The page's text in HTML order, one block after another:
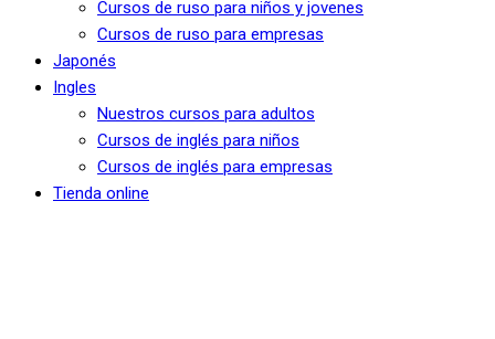
Cursos de ruso para niños y jovenes
Cursos de ruso para empresas
Japonés
Ingles
Nuestros cursos para adultos
Cursos de inglés para niños
Cursos de inglés para empresas
Tienda online